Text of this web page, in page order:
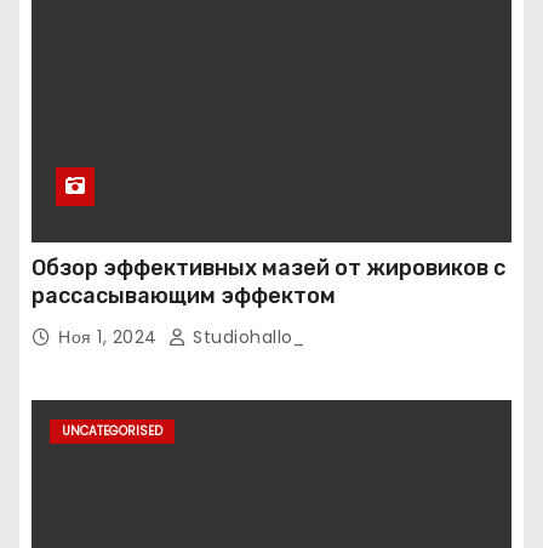
Обзор эффективных мазей от жировиков с
рассасывающим эффектом
Ноя 1, 2024 Studiohallo_
UNCATEGORISED